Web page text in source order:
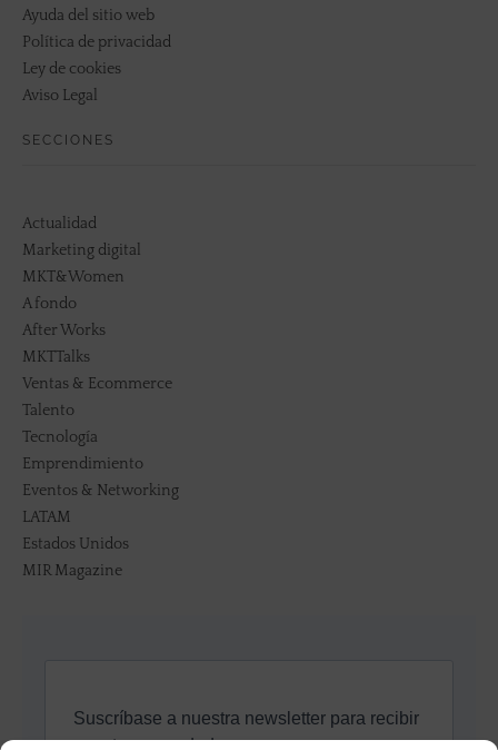
Ayuda del sitio web
Política de privacidad
Ley de cookies
Aviso Legal
SECCIONES
Actualidad
Marketing digital
MKT&Women
A fondo
After Works
MKTTalks
Ventas & Ecommerce
Talento
Tecnología
Emprendimiento
Eventos & Networking
LATAM
Estados Unidos
MIR Magazine